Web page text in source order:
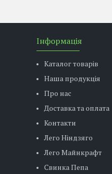
Інформація
Каталог товарів
Наша продукція
Про нас
Доставка та оплата
Контакти
Лего Ніндзяго
Лего Майнкрафт
Свинка Пепа